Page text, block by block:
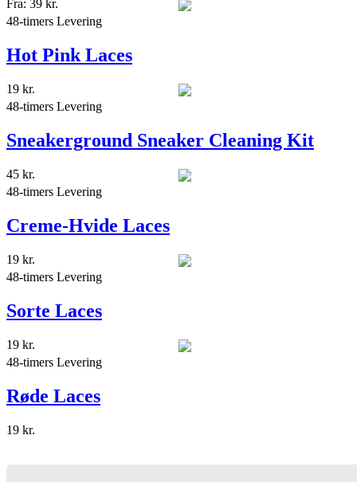
Fra: 39 kr.
48-timers Levering
Hot Pink Laces
19 kr.
48-timers Levering
Sneakerground Sneaker Cleaning Kit
45 kr.
48-timers Levering
Creme-Hvide Laces
19 kr.
48-timers Levering
Sorte Laces
19 kr.
48-timers Levering
Røde Laces
19 kr.